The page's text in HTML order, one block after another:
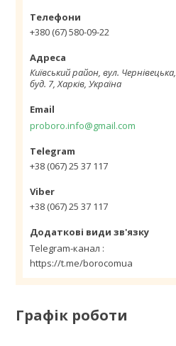
+380 (67) 580-09-22
Київський район, вул. Чернівецька,
буд. 7, Харків, Україна
proboro.info@gmail.com
+38 (067) 25 37 117
+38 (067) 25 37 117
Telegram-канал
https://t.me/borocomua
Графік роботи